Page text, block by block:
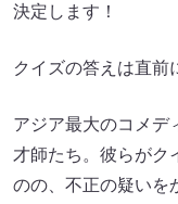
決定します！
クイズの答えは直前
アジア最大のコメデ
才師たち。彼らがク
のの、不正の疑いを